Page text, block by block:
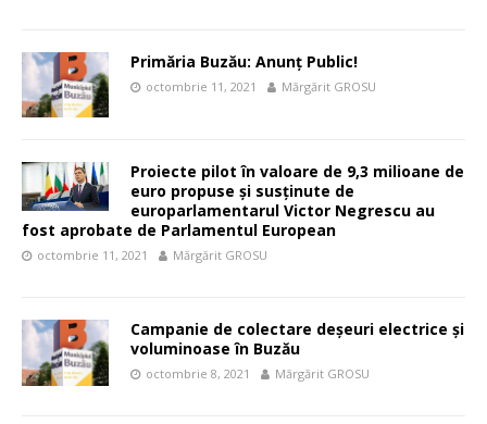
Primăria Buzău: Anunț Public!
octombrie 11, 2021 Mărgărit GROSU
Proiecte pilot în valoare de 9,3 milioane de
euro propuse și susținute de
europarlamentarul Victor Negrescu au
fost aprobate de Parlamentul European
octombrie 11, 2021 Mărgărit GROSU
Campanie de colectare deșeuri electrice și
voluminoase în Buzău
octombrie 8, 2021 Mărgărit GROSU